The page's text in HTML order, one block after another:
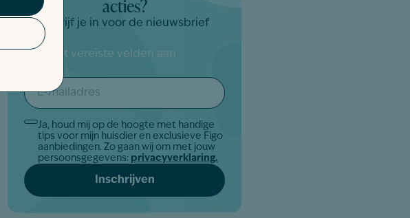
acties?
Schrijf je in voor de nieuwsbrief
" geeft vereiste velden aan
mailadres
*
Akkoord
Ja, houd mij op de hoogte met handige
tips voor mijn huisdier en exclusieve Figo
aanbiedingen. Zo gaan wij om met jouw
persoonsgegevens: privacyverklaring.